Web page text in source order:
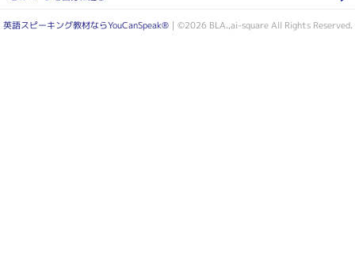
英語スピーキング教材ならYouCanSpeak®｜©2026 BLA.,ai-square All Rights Reserved.